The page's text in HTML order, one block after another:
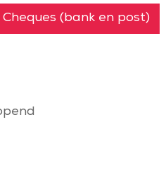
Cheques (bank en post)